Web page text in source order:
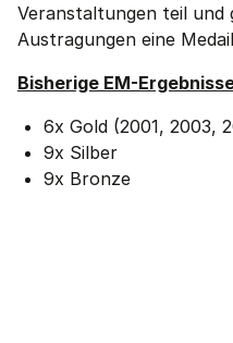
Veranstaltungen teil und
Austragungen eine
Bisherige EM-
6x Gold (2001, 2003,
9x Silber
9x Bronze